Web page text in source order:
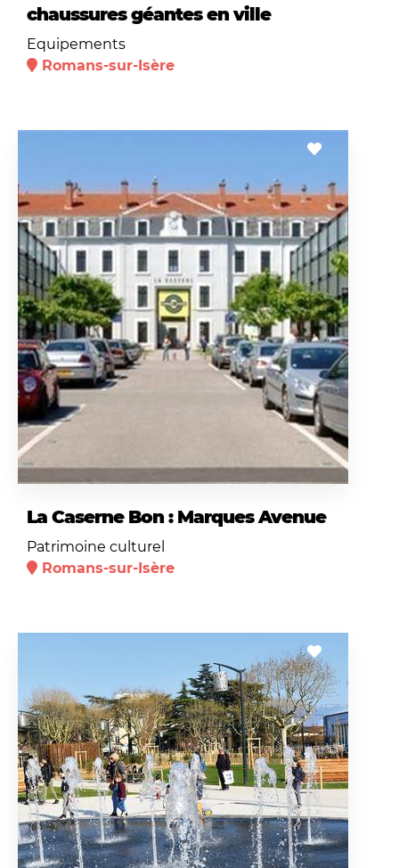
chaussures géantes en ville
Equipements
Romans-sur-Isère
La Caserne Bon : Marques Avenue
Patrimoine culturel
Romans-sur-Isère